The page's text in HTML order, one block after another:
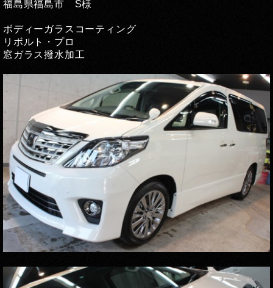
福島県福島市 S様
ボディーガラスコーティング
リボルト・プロ
窓ガラス撥水加工